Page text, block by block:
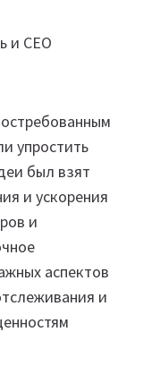
и CEO
упростить
был взят
и ускорения
и
аспектов
и